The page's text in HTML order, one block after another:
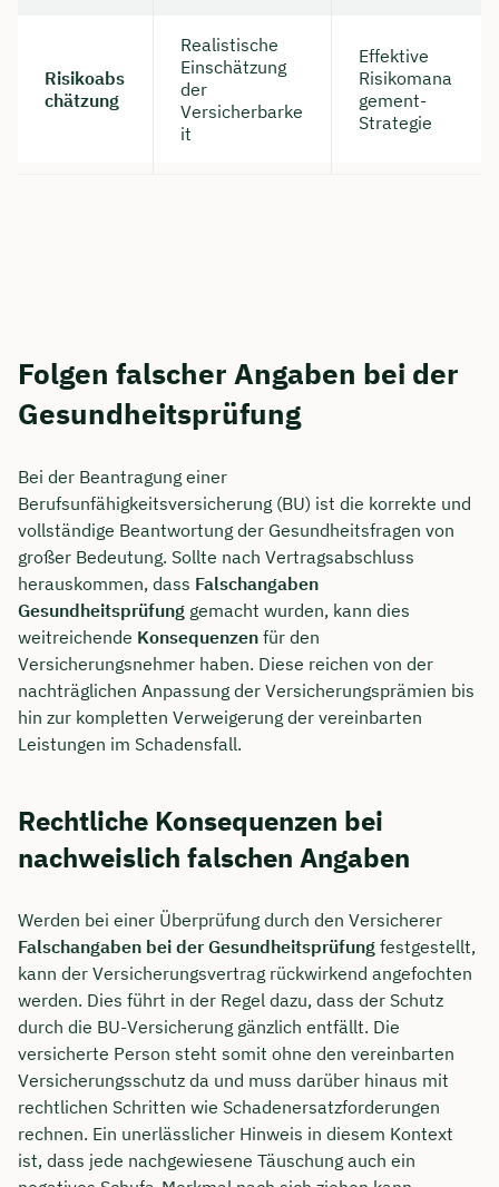
Risikoabs
chätzung
Realistische
Einschätzung
der
Versicherbarke
it
Effektive
Risikomana
gement-
Strategie
Folgen falscher Angaben bei der
Gesundheitsprüfung
Bei der Beantragung einer
Berufsunfähigkeitsversicherung (BU) ist die korrekte und
vollständige Beantwortung der Gesundheitsfragen von
großer Bedeutung. Sollte nach Vertragsabschluss
herauskommen, dass Falschangaben
Gesundheitsprüfung gemacht wurden, kann dies
weitreichende Konsequenzen für den
Versicherungsnehmer haben. Diese reichen von der
nachträglichen Anpassung der Versicherungsprämien bis
hin zur kompletten Verweigerung der vereinbarten
Leistungen im Schadensfall.
Rechtliche Konsequenzen bei
nachweislich falschen Angaben
Werden bei einer Überprüfung durch den Versicherer
Falschangaben bei der Gesundheitsprüfung festgestellt,
kann der Versicherungsvertrag rückwirkend angefochten
werden. Dies führt in der Regel dazu, dass der Schutz
durch die BU-Versicherung gänzlich entfällt. Die
versicherte Person steht somit ohne den vereinbarten
Versicherungsschutz da und muss darüber hinaus mit
rechtlichen Schritten wie Schadenersatzforderungen
rechnen. Ein unerlässlicher Hinweis in diesem Kontext
ist, dass jede nachgewiesene Täuschung auch ein